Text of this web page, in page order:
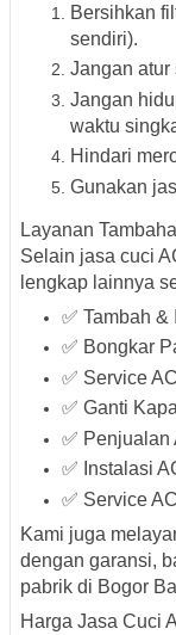
Bersihkan
sendiri).
Jangan atur
Jangan
waktu
Hindari
Gunakan
Layanan
Selain jasa cuci
lengkap lainnya
✅ Tambah
✅ Bongkar
✅ Service
✅ Ganti
✅ Penjualan
✅ Instalasi
✅ Service
Kami juga
dengan garansi,
pabrik di Bogor
Harga Jasa Cuci